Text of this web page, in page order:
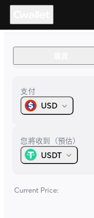
支付
USD
您將收到（預估）
USDT
Current Price:
以法幣輕鬆且安全地購